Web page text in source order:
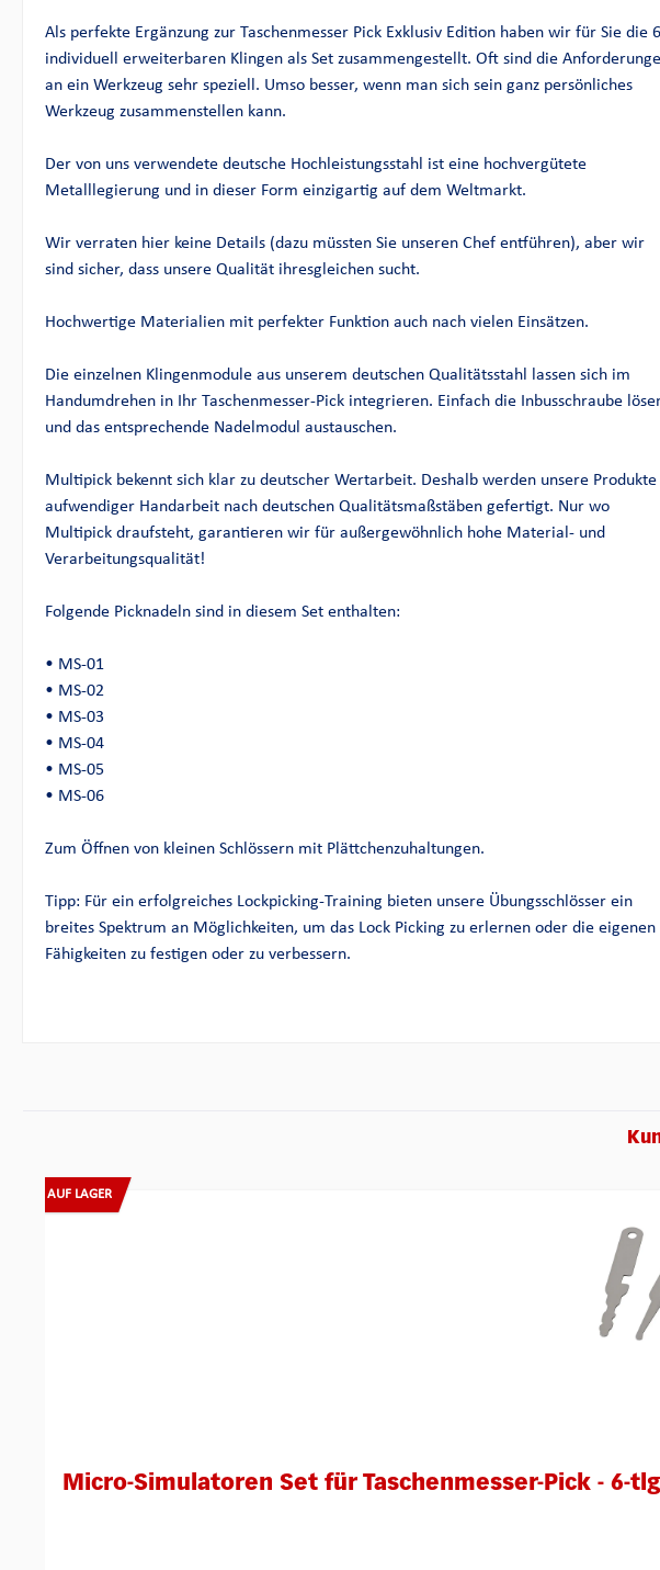
Als perfekte Ergänzung zur Taschenmesser Pick Exklusiv Edition haben wir für Sie die 6
individuell erweiterbaren Klingen als Set zusammengestellt. Oft sind die
an ein Werkzeug sehr speziell. Umso besser, wenn man sich sein ganz persönliches
Werkzeug zusammenstellen kann.
Der von uns verwendete deutsche Hochleistungsstahl ist eine hochvergütete
Metalllegierung und in dieser Form einzigartig auf dem Weltmarkt.
Wir verraten hier keine Details (dazu müssten Sie unseren Chef entführen), aber wir
sind sicher, dass unsere Qualität ihresgleichen sucht.
Hochwertige Materialien mit perfekter Funktion auch nach vielen Einsätzen.
Die einzelnen Klingenmodule aus unserem deutschen Qualitätsstahl lassen sich im
Handumdrehen in Ihr Taschenmesser-Pick integrieren. Einfach die Inbusschraube
und das entsprechende Nadelmodul austauschen.
Multipick bekennt sich klar zu deutscher Wertarbeit. Deshalb werden unsere
aufwendiger Handarbeit nach deutschen Qualitätsmaßstäben gefertigt. Nur wo
Multipick draufsteht, garantieren wir für außergewöhnlich hohe Material- und
Verarbeitungsqualität!
Folgende Picknadeln sind in diesem Set enthalten:
• MS-01
• MS-02
• MS-03
• MS-04
• MS-05
• MS-06
Zum Öffnen von kleinen Schlössern mit Plättchenzuhaltungen.
Tipp: Für ein erfolgreiches Lockpicking-Training bieten unsere Übungsschlösser ein
breites Spektrum an Möglichkeiten, um das Lock Picking zu erlernen oder die eigenen
Fähigkeiten zu festigen oder zu verbessern.
Produktgalerie überspringen
AUF LAGER
Micro-Simulatoren Set für Taschenmesser-Pick - 6-